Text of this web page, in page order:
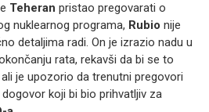
Teheran pristao pregovarati o
nuklearnog programa, Rubio nije
detaljima radi. On je izrazio nadu u
rata, rekavši da bi se to
je upozorio da trenutni pregovori
koji bi bio prihvatljiv za